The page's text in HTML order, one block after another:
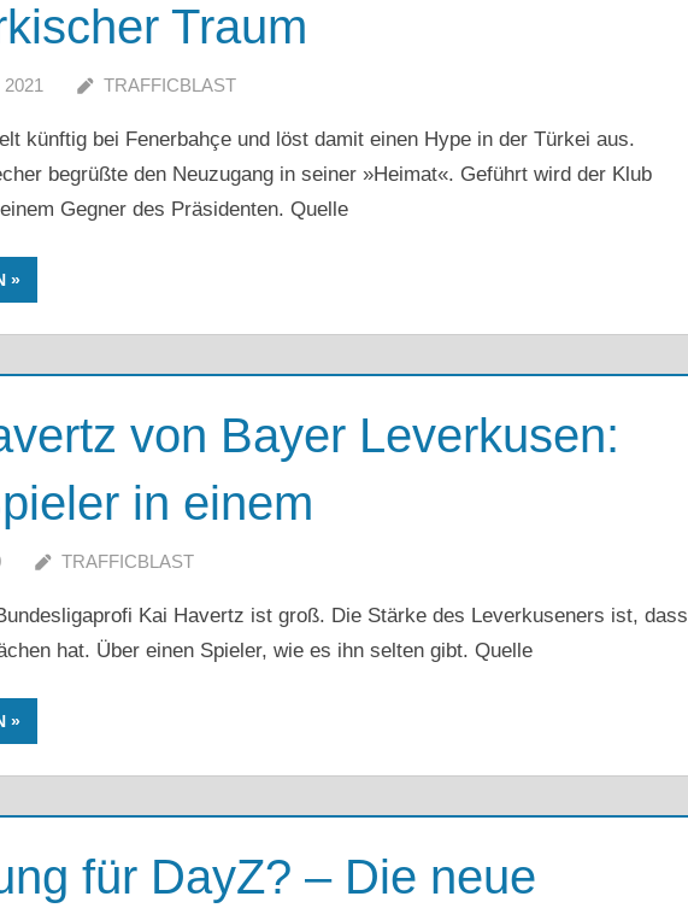
Traum
TRAFFICBLAST
künftig bei Fenerbahçe und löst damit einen Hype in der Türkei aus.
begrüßte den Neuzugang in seiner »Heimat«. Geführt wird der Klub
Gegner des Präsidenten. Quelle
von Bayer Leverkusen:
in einem
TRAFFICBLAST
Kai Havertz ist groß. Die Stärke des Leverkuseners ist, dass
hat. Über einen Spieler, wie es ihn selten gibt. Quelle
für DayZ? – Die neue